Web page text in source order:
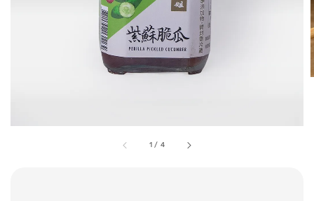
1 / 4